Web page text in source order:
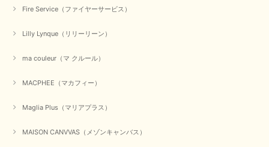
Fire Service（ファイヤーサービス）
Lilly Lynque（リリーリーン）
ma couleur（マ クルール）
MACPHEE（マカフィー）
Maglia Plus（マリアプラス）
MAISON CANVVAS（メゾンキャンバス）